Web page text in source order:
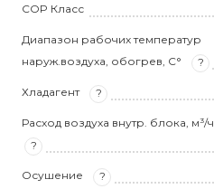
COP Класс
Диапазон рабочих температур
наруж.воздуха, обогрев, С°
?
Хладагент ?
Расход воздуха внутр. блока, м³/ч
?
Осушение ?